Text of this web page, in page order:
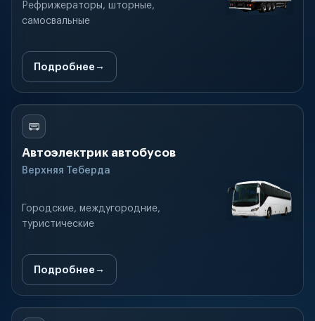
Рефрижераторы, шторные,
самосвальные
Подробнее
Автоэлектрик автобусов
Верхняя Теберда
Городские, междугородние,
туристические
Подробнее